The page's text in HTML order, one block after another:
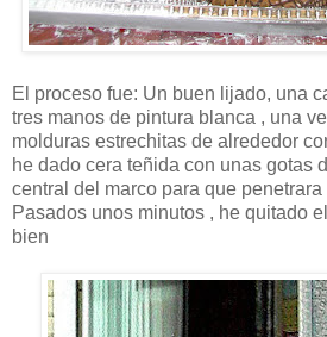
El proceso fue: Un buen lijado, una
tres manos de pintura blanca , una
molduras estrechitas de alrededor
he dado cera teñida con unas gotas
central del marco para que
Pasados unos minutos , he quitado
bien